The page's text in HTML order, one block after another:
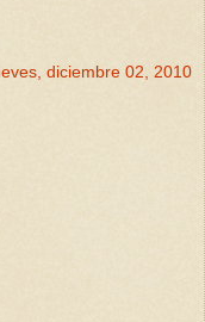
diciembre 02, 2010